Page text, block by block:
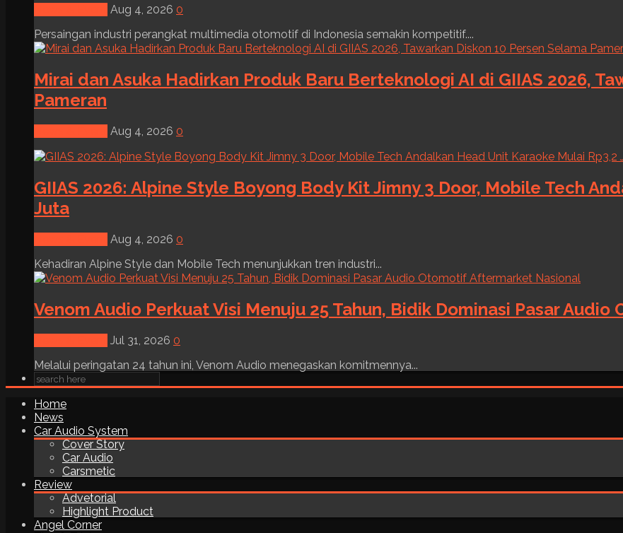
Aug 4, 2026 0
Persaingan industri perangkat multimedia otomotif di Indonesia semakin kompetitif....
Mirai dan Asuka Hadirkan Produk Baru Berteknologi AI di GIIAS 2026,
Pameran
Aug 4, 2026 0
GIIAS 2026: Alpine Style Boyong Body Kit Jimny 3 Door, Mobile Tech
Juta
Aug 4, 2026 0
Kehadiran Alpine Style dan Mobile Tech menunjukkan tren industri...
Venom Audio Perkuat Visi Menuju 25 Tahun, Bidik Dominasi Pasar
Jul 31, 2026 0
Melalui peringatan 24 tahun ini, Venom Audio menegaskan komitmennya...
Home
News
Car Audio System
Cover Story
Car Audio
Carsmetic
Review
Advetorial
Highlight Product
Angel Corner